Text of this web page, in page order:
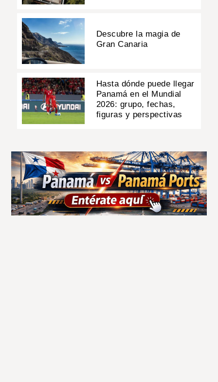
Descubre la magia de
Gran Canaria
Hasta dónde puede llegar
Panamá en el Mundial
2026: grupo, fechas,
figuras y perspectivas